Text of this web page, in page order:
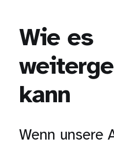
Wie es
kann
Wenn unsere